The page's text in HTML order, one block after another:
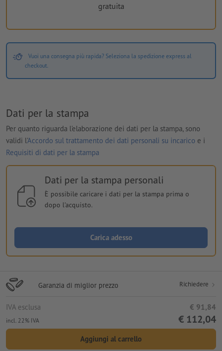
gratuita
Vuoi una consegna più rapida? Seleziona la spedizione express al
checkout.
Dati per la stampa
Per quanto riguarda l'elaborazione dei dati per la stampa, sono
validi l'Accordo sul trattamento dei dati personali su incarico e i
Requisiti di dati per la stampa
Dati per la stampa personali
È possibile caricare i dati per la stampa prima o
dopo l'acquisto.
Carica adesso
Garanzia di miglior prezzo Richiedere
IVA esclusa € 91,84
incl. 22% IVA € 112,04
Aggiungi al carrello